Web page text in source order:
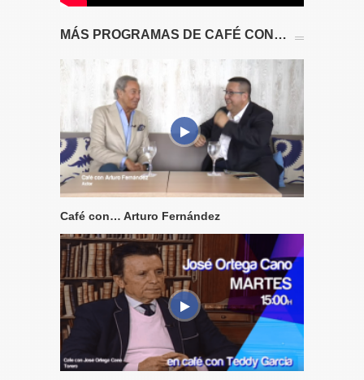
MÁS PROGRAMAS DE CAFÉ CON…
Café con… Arturo Fernández